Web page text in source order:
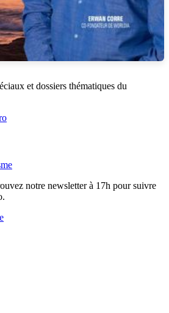
et dossiers thématiques du
notre newsletter à 17h pour suivre